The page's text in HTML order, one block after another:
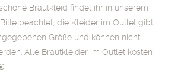
Brautkleid findet ihr in unserem
beachtet, die Kleider im Outlet gibt
Größe und können nicht
Alle Brautkleider im Outlet kosten